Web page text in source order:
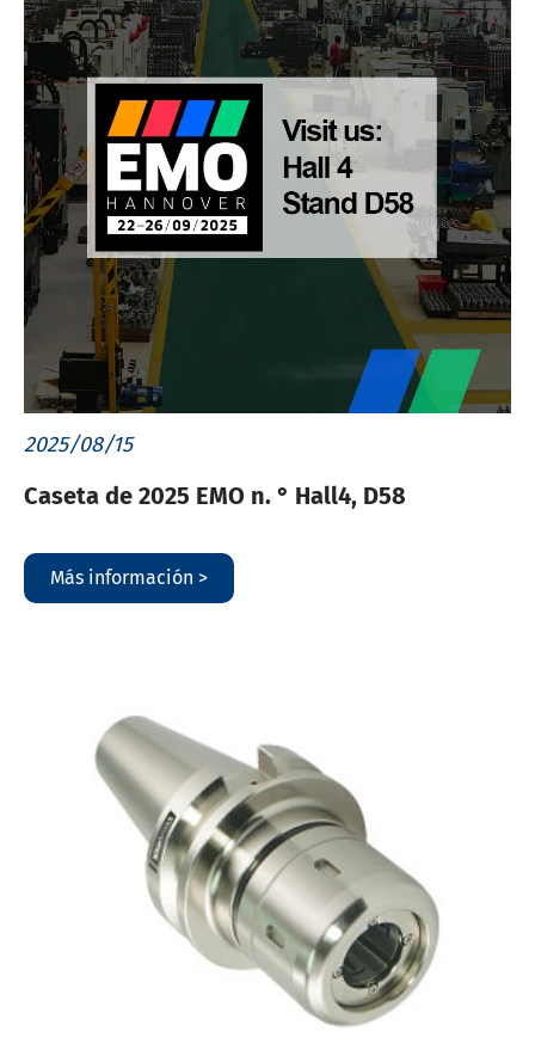
2025/08/15
Caseta de 2025 EMO n. ° Hall4, D58
Más información >